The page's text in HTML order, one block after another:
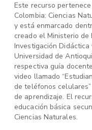
Este recurso
Colombia: Ciencias
y está enmarcado
creado el Ministerio de
Investigación
Universidad de
respectiva guía
video llamado
de teléfonos
de aprendizaje. El
educación básica
Ciencias Naturales.